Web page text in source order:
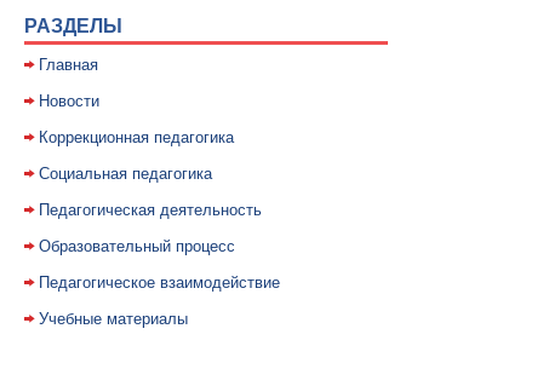
РАЗДЕЛЫ
Главная
Новости
Коррекционная педагогика
Социальная педагогика
Педагогическая деятельность
Образовательный процесс
Педагогическое взаимодействие
Учебные материалы